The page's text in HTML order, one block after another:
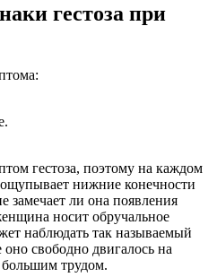
гестоза при
гестоза, поэтому на каждом
нижние конечности
ли она появления
носит обручальное
наблюдать так называемый
свободно двигалось на
большим трудом.